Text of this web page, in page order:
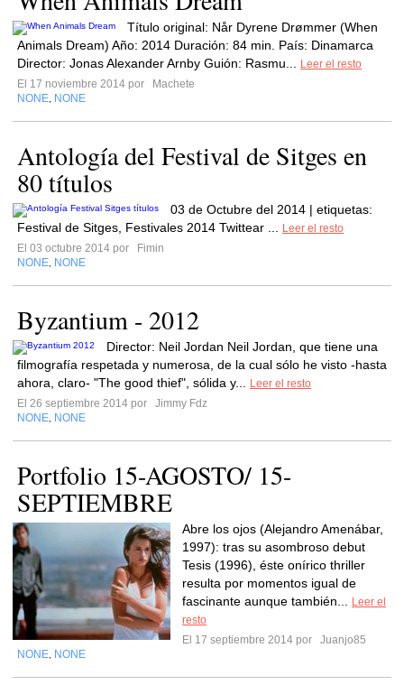
Título original: Når Dyrene Drømmer (When
Animals Dream) Año: 2014 Duración: 84 min. País: Dinamarca
Director: Jonas Alexander Arnby Guión: Rasmu...
Leer el resto
El 17 noviembre 2014 por
Machete
NONE NONE
Antología del Festival de Sitges en
80 títulos
03 de Octubre del 2014 | etiquetas:
Festival de Sitges, Festivales 2014 Twittear ...
Leer el resto
El 03 octubre 2014 por
Fimin
NONE NONE
Byzantium - 2012
Director: Neil Jordan Neil Jordan, que tiene una
filmografía respetada y numerosa, de la cual sólo he visto -hasta
ahora, claro- "The good thief", sólida y...
Leer el resto
El 26 septiembre 2014 por
Jimmy Fdz
NONE NONE
Portfolio 15-AGOSTO/ 15-
SEPTIEMBRE
Abre los ojos (Alejandro Amenábar,
1997): tras su asombroso debut
Tesis (1996), éste onírico thriller
resulta por momentos igual de
fascinante aunque también...
Leer el
resto
El 17 septiembre 2014 por
Juanjo85
NONE NONE